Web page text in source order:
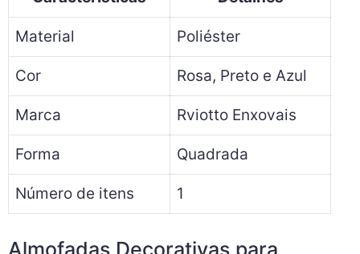
Material Poliéster
Cor Rosa, Preto e Azul
Marca Rviotto Enxovais
Forma Quadrada
Número de itens 1
Almofadas Decorativas para